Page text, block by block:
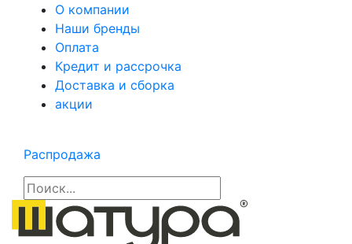
О компании
Наши бренды
Оплата
Кредит и рассрочка
Доставка и сборка
акции
Распродажа